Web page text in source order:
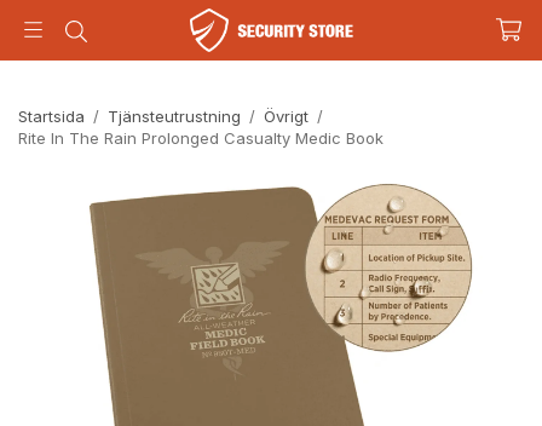
Startsida / Tjänsteutrustning / Övrigt /
Rite In The Rain Prolonged Casualty Medic Book